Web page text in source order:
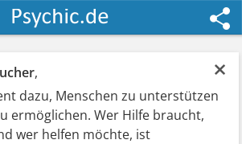
×
,
dazu, Menschen zu unterstützen
ermöglichen. Wer Hilfe braucht,
wer helfen möchte, ist